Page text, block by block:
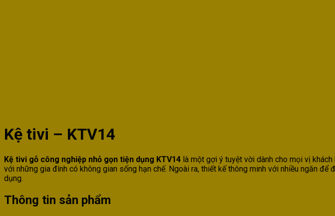
Kệ tivi – KTV14
Kệ tivi gỗ công nghiệp nhỏ gọn tiện dụng KTV14 là một gợi ý tuyệt vời dành cho mọi vị
với những gia đình có không gian sống hạn chế. Ngoài ra, thiết kế thông minh với nhiều ngăn
dụng.
Thông tin sản phẩm